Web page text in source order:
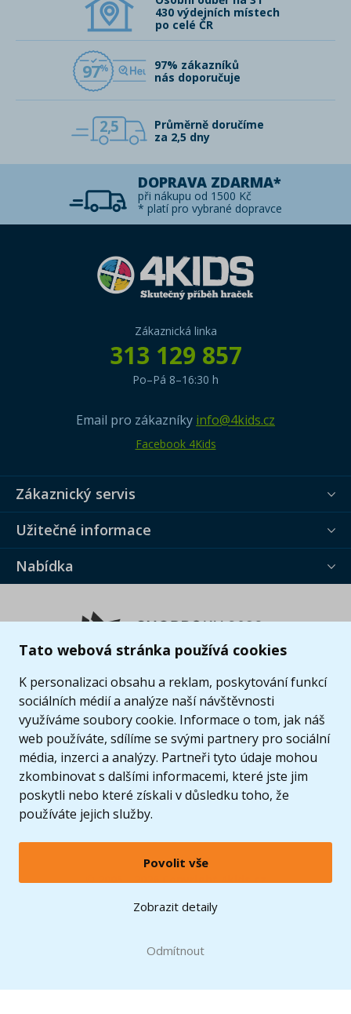
Tato webová stránka používá cookies
K personalizaci obsahu a reklam, poskytování funkcí
sociálních médií a analýze naší návštěvnosti
využíváme soubory cookie. Informace o tom, jak náš
web používáte, sdílíme se svými partnery pro sociální
média, inzerci a analýzy. Partneři tyto údaje mohou
zkombinovat s dalšími informacemi, které jste jim
poskytli nebo které získali v důsledku toho, že
používáte jejich služby.
Povolit vše
Zobrazit detaily
Odmítnout
430 výdejních místech
po celé ČR
97
97% zákazníků
nás doporučuje
2,5
Průměrně doručíme
za 2,5 dny
DOPRAVA ZDARMA*
při nákupu od 1500 Kč
* platí pro vybrané dopravce
Zákaznická linka
313 129 857
Po–Pá 8–16:30 h
Email pro zákazníky info@4kids.cz
Facebook 4Kids
Zákaznický servis
Užitečné informace
Nabídka
© 2005 - 2026 Copyright 4kids.cz
LEGO, logo LEGO a minifigurka jsou ochrannými známkami společnosti LEGO Group. ©
2024 The LEGO Group.
Zobrazit verzi pro desktop
při nákupu od